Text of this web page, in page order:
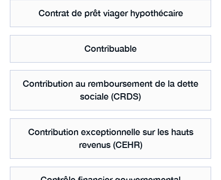
Contrat de prêt viager hypothécaire
Contribuable
Contribution au remboursement de la dette
sociale (CRDS)
Contribution exceptionnelle sur les hauts
revenus (CEHR)